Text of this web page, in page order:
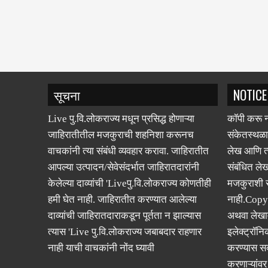
सूचना
Live पु.वि.लोकराज्य मधून प्रसिद्ध होणाऱ्या
जाहिरातीतील मजकुराची शहनिशा करूनच
वाचकांनी त्या संबंधी व्यवहार करावा. जाहिरातीत
आपल्या उत्पादन/सेवेसंदर्भात जाहिरातदारांनी
केलेल्या दाव्यांची 'Liveपु.वि.लोकराज्य कोणतीही
हमी घेत नाही. जाहिरातीत करण्यात आलेल्या
दाव्यांची जाहिरातदाराकडून पूर्तता न झाल्यास
त्यास 'Live पु.वि.लोकराज्य जबाबदार राहणार
नाही याची वाचकांनी नोंद घ्यावी
NOTICE
कॉपी करू
लेख आणि
संबंधित
अथवा
करण्यास